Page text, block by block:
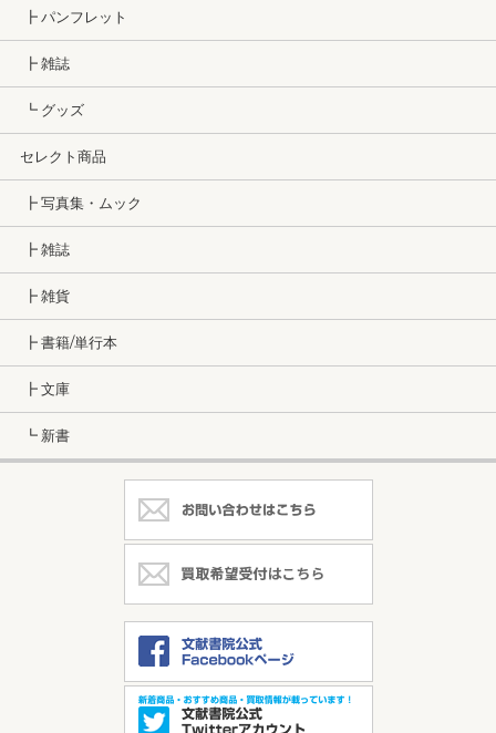
┣ パンフレット
┣ 雑誌
┗ グッズ
セレクト商品
┣ 写真集・ムック
┣ 雑誌
┣ 雑貨
┣ 書籍/単行本
┣ 文庫
┗ 新書